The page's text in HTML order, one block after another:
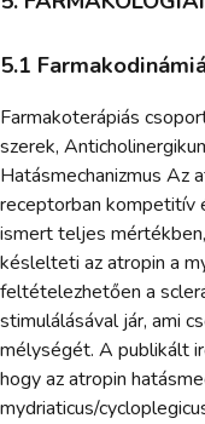
5.1
Farmakoterápiás
szerek,
Hatásmechanizmus Az
receptorban kompetitív
ismert teljes
késlelteti az atropin a
feltételezhetően a
stimulálásával jár, ami
mélységét. A publikált
hogy az atropin
mydriaticus/